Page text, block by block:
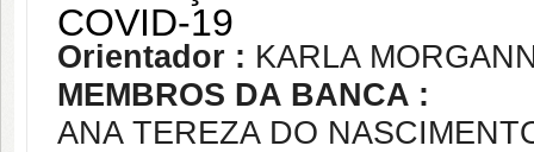
COVID-19
Orientador : KARLA
MEMBROS DA BANCA :
ANA TEREZA DO